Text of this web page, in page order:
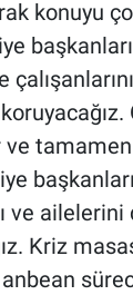
konuyu
ve
ve
Kriz
anbean